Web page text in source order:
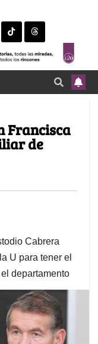
Francisca
de
Cabrera
U para tener el
departamento